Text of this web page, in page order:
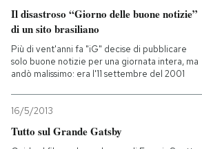
Il disastroso “Giorno delle buone notizie”
di un sito brasiliano
Più di vent'anni fa "iG" decise di pubblicare
solo buone notizie per una giornata intera, ma
andò malissimo: era l'11 settembre del 2001
16/5/2013
Tutto sul Grande Gatsby